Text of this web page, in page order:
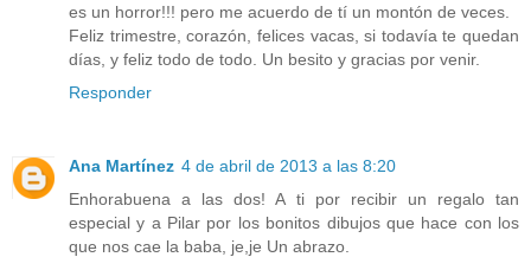
es un horror!!! pero me acuerdo de tí un montón de veces.
Feliz trimestre, corazón, felices vacas, si todavía te quedan
días, y feliz todo de todo. Un besito y gracias por venir.
Responder
Ana Martínez 4 de abril de 2013 a las 8:20
Enhorabuena a las dos! A ti por recibir un regalo tan
especial y a Pilar por los bonitos dibujos que hace con los
que nos cae la baba, je,je Un abrazo.